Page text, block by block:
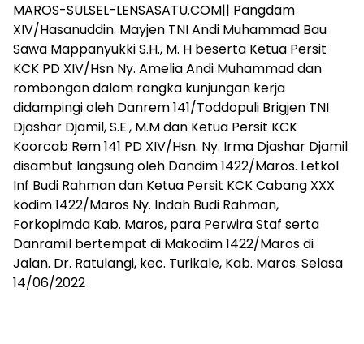
MAROS-SULSEL-LENSASATU.COM|| Pangdam
XIV/Hasanuddin. Mayjen TNI Andi Muhammad Bau
Sawa Mappanyukki S.H., M. H beserta Ketua Persit
KCK PD XIV/Hsn Ny. Amelia Andi Muhammad dan
rombongan dalam rangka kunjungan kerja
didampingi oleh Danrem 141/Toddopuli Brigjen TNI
Djashar Djamil, S.E., M.M dan Ketua Persit KCK
Koorcab Rem 141 PD XIV/Hsn. Ny. Irma Djashar Djamil
disambut langsung oleh Dandim 1422/Maros. Letkol
Inf Budi Rahman dan Ketua Persit KCK Cabang XXX
kodim 1422/Maros Ny. Indah Budi Rahman,
Forkopimda Kab. Maros, para Perwira Staf serta
Danramil bertempat di Makodim 1422/Maros di
Jalan. Dr. Ratulangi, kec. Turikale, Kab. Maros. Selasa
14/06/2022